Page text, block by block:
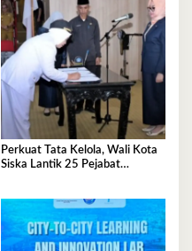
Perkuat Tata Kelola, Wali Kota
Siska Lantik 25 Pejabat